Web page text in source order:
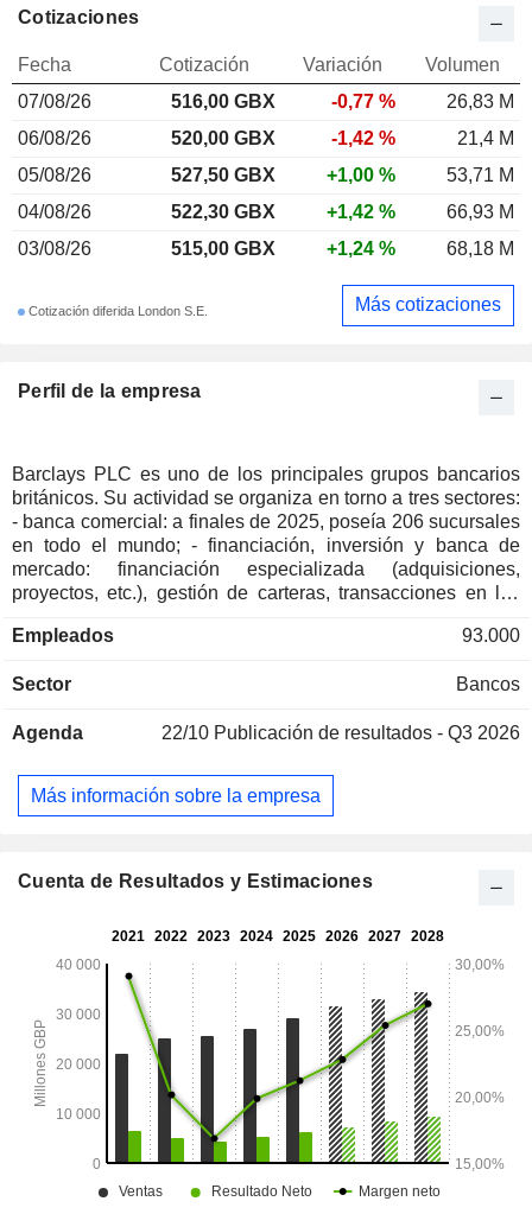
Perfil de la empresa
Barclays PLC es uno de los principales grupos bancarios
británicos. Su actividad se organiza en torno a tres sectores:
- banca comercial: a finales de 2025, poseía 206 sucursales
en todo el mundo; - financiación, inversión y banca de
mercado: financiación especializada (adquisiciones,
proyectos, etc.), gestión de carteras, transacciones en los
negociación de acciones, asesoramiento en fusiones y
tarjetas de crédito. A finales de 2025, el grupo gestionaba
corrientes y 337 900 millones de libras esterlinas en créditos
la siguiente manera: Reino Unido (54,2 %), Europa (7,8 %),
América (32,8 %), Asia (4,9 %), África y Oriente Medio (0,3
Empleados 93.000
Sector Bancos
Agenda 22/10 Publicación de resultados - Q3 2026
Más información sobre la empresa
Cotizaciones
Fecha Cotización Variación
Volumen
07/08/26
516,00 GBX -0,77 %
26,83 M
06/08/26
520,00 GBX -1,42 %
21,4 M
05/08/26
527,50 GBX +1,00 %
53,71 M
04/08/26
522,30 GBX +1,42 %
66,93 M
03/08/26
515,00 GBX +1,24 % 68,18 M
Cotización diferida London S.E. Más cotizaciones
Cuenta de Resultados y Estimaciones